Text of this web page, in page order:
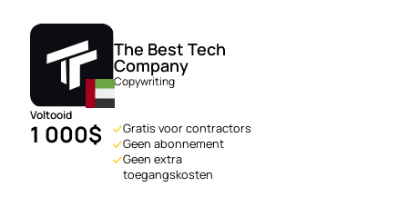
The Best Tech
Company
Copywriting
Voltooid
1 000$
Gratis voor contractors
Geen abonnement
Geen extra
toegangskosten